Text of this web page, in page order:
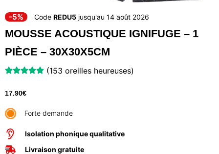
-5% Code REDU5 jusqu'au 14 août 2026
MOUSSE ACOUSTIQUE IGNIFUGE – 1
PIÈCE – 30X30X5CM
(153 oreilles heureuses)
17.90€
Forte demande
Isolation phonique qualitative
Livraison gratuite